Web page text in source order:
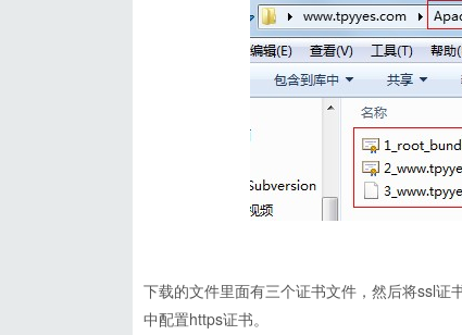
下载的文件里面有三个证书文件，然后将ssl证
中配置https证书。